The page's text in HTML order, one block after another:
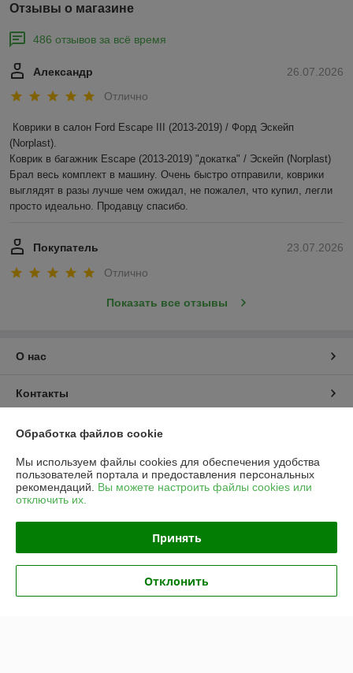
Отзывы о магазине
486 отзывов за всё время
26.07.2026
Александр
Отлично
Коврики в салон Ford Escape III (2013-2019) / Форд Эскейп
(Norplast).
Коврик в багажник Escape (2013-2019) "докатка" / Эскейп (Norplast)
Брал весь комплект в машину. Очень быстро отправили, коврики
выглядят в разы лучше чем ожидал, не пожалел, что купил, легли
просто идеально. Продавцу спасибо.
23.07.2026
Покупатель
Отлично
Показать все отзывы
О нас
Контакты
Доставка и оплата
График работы
Полная версия сайта
Политика обработки cookies
Сайт создан на платформе Deal.by
Обработка файлов cookie
Мы используем файлы cookies для обеспечения удобства
пользователей портала и предоставления персональных
рекомендаций. Вы можете настроить файлы cookies или
отключить их.
Принять
Отклонить